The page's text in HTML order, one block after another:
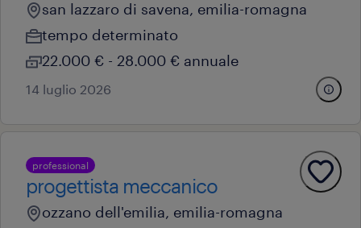
san lazzaro di savena, emilia-romagna
tempo determinato
22.000 € - 28.000 € annuale
14 luglio 2026
professional
progettista meccanico
ozzano dell'emilia, emilia-romagna